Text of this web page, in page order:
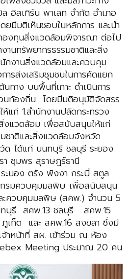
อิสเทิร์น พาเลท จำกัด อำเภอ
ยมีมติเห็นชอบในหลักการ และนำ
องทุนสิ่งแวดล้อมพิจารณา ต่อไป
านทรัพยากรธรรมชาติและสิ่ง
กงานสิ่งแวดล้อมและควบคุม
รส่งเสริมชุมชนในการคัดแยก
นทาง บนพื้นที่เกาะ ดำเนินการ
นท้องถิ่น โดยมีมติอนุมัติจัดสรร
แก่ 1.สำนักงานปลัดกระทรวง
งแวดล้อม เพื่อสนับสนุนให้แก่
ชาติและสิ่งแวดล้อมจังหวัด
ด ได้แก่ นนทบุรี ชลบุรี ระยอง
า ชุมพร สุราษฎร์ธานี
ะนอง ตรัง พังงา กระบี่ สตูล
กรมควบคุมมลพิษ เพื่อสนับสนุน
ะควบคุมมลพิษ (สคพ.) จำนวน 5
บุรี สคพ.13 ชลบุรี สคพ.15
เก็ต และ สคพ.16 สงขลา ซึ่งมี
จ้าหน้าที่ สผ. เข้าร่วม ณ ห้อง
Meeting ประมาณ 20 คน